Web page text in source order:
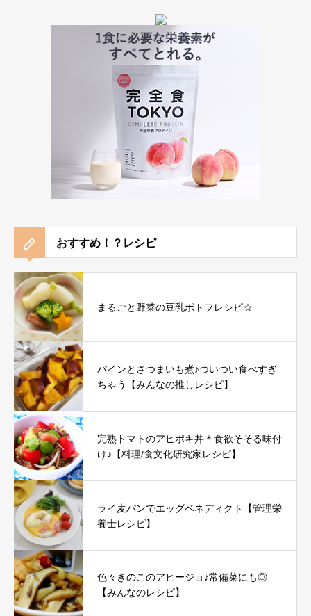
おすすめ！？レシピ
まるごと野菜の豆乳ポトフレシピ☆
パインとさつまいも煮♪ついつい食べすぎ
ちゃう【みんなの推しレシピ】
完熟トマトのアヒポキ丼＊食欲そそる味付
け♪【料理/食文化研究家レシピ】
ライ麦パンでエッグベネディクト【管理栄
養士レシピ】
色々きのこのアヒージョ♪常備菜にも◎
【みんなのレシピ】